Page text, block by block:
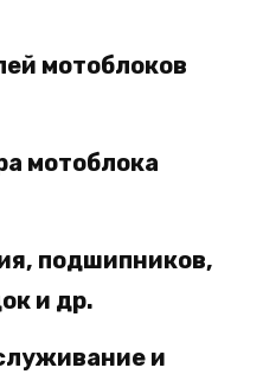
мотоблоков
мотоблока
подшипников,
и др.
и